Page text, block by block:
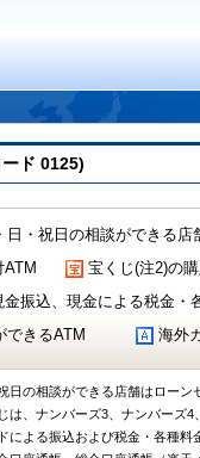
ド 0125)
日・祝日の相談ができる店
宝くじ(注2)の
振込、現金による税金・
できるATM
海外
日の相談ができる店舗はローン
は、ナンバーズ3、ナンバーズ
による振込および税金・各種